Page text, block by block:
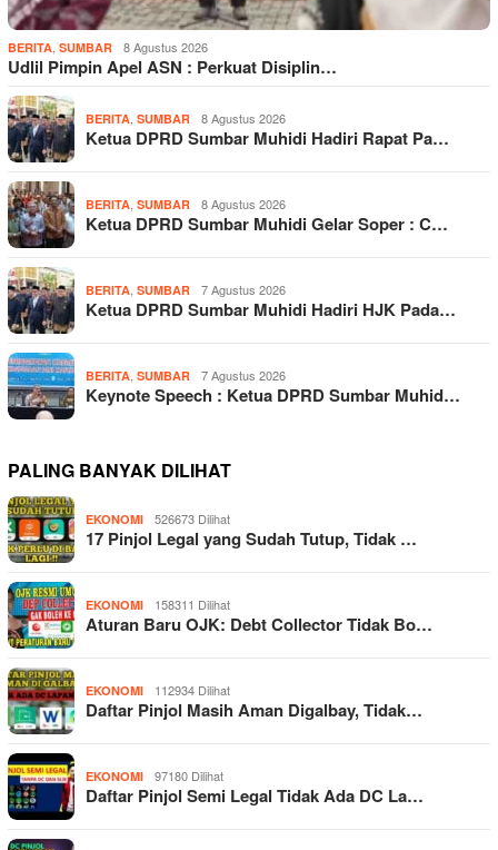
BERITA SUMBAR 8 Agustus 2026
Udlil Pimpin Apel ASN : Perkuat Disiplin…
BERITA SUMBAR 8 Agustus 2026
Ketua DPRD Sumbar Muhidi Hadiri Rapat Pa…
BERITA SUMBAR 8 Agustus 2026
Ketua DPRD Sumbar Muhidi Gelar Soper : C…
BERITA SUMBAR 7 Agustus 2026
Ketua DPRD Sumbar Muhidi Hadiri HJK Pada…
BERITA SUMBAR 7 Agustus 2026
Keynote Speech : Ketua DPRD Sumbar Muhid…
PALING BANYAK DILIHAT
EKONOMI 526673 Dilihat
17 Pinjol Legal yang Sudah Tutup, Tidak …
EKONOMI 158311 Dilihat
Aturan Baru OJK: Debt Collector Tidak Bo…
EKONOMI 112934 Dilihat
Daftar Pinjol Masih Aman Digalbay, Tidak…
EKONOMI 97180 Dilihat
Daftar Pinjol Semi Legal Tidak Ada DC La…